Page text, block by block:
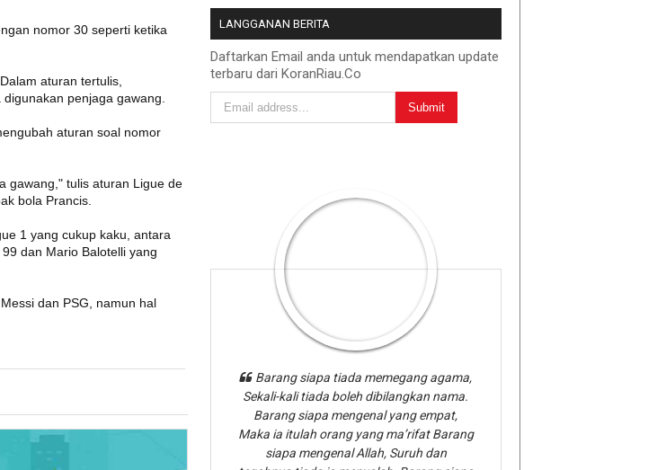
nomor 30 seperti ketika
aturan tertulis,
penjaga gawang.
aturan soal nomor
gawang," tulis aturan Ligue de
bola Prancis.
1 yang cukup kaku, antara
dan Mario Balotelli yang
dan PSG, namun hal
LANGGANAN BERITA
Daftarkan Email anda untuk mendapatkan update
terbaru dari KoranRiau.Co
Barang siapa tiada memegang agama,
Sekali-kali tiada boleh dibilangkan nama.
Barang siapa mengenal yang empat,
Maka ia itulah orang yang ma’rifat Barang
siapa mengenal Allah, Suruh dan